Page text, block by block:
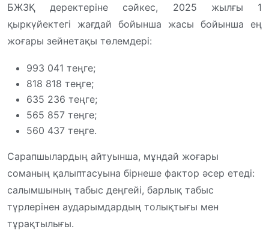
БЖЗҚ деректеріне сәйкес, 2025 жылғы 1
қыркүйектегі жағдай бойынша жасы бойынша ең
жоғары зейнетақы төлемдері:
993 041 теңге;
818 818 теңге;
635 236 теңге;
565 857 теңге;
560 437 теңге.
Сарапшылардың айтуынша, мұндай жоғары
соманың қалыптасуына бірнеше фактор әсер етеді:
салымшының табыс деңгейі, барлық табыс
түрлерінен аударымдардың толықтығы мен
тұрақтылығы.